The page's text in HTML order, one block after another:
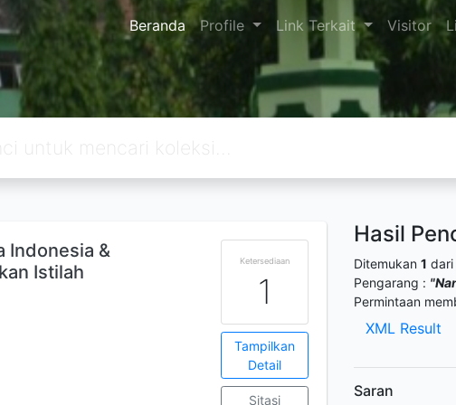
Beranda Profile Link Terkait Visitor
Indonesia &
Istilah
Ketersediaan
1
Tampilkan
Detail
Sitasi
Hasil
Ditemukan 1 dari
Pengarang :
Permintaan
XML Result
Saran